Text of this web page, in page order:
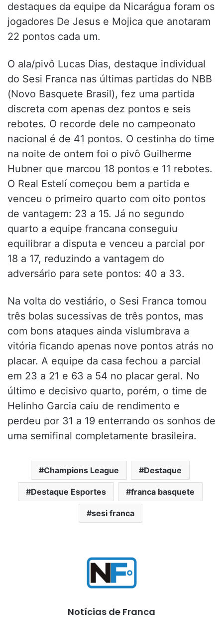
destaques da equipe da Nicarágua foram os
jogadores De Jesus e Mojica que anotaram
22 pontos cada um.
O ala/pivô Lucas Dias, destaque individual
do Sesi Franca nas últimas partidas do NBB
(Novo Basquete Brasil), fez uma partida
discreta com apenas dez pontos e seis
rebotes. O recorde dele no campeonato
nacional é de 41 pontos. O cestinha do time
na noite de ontem foi o pivô Guilherme
Hubner que marcou 18 pontos e 11 rebotes.
O Real Estelí começou bem a partida e
venceu o primeiro quarto com oito pontos
de vantagem: 23 a 15. Já no segundo
quarto a equipe francana conseguiu
equilibrar a disputa e venceu a parcial por
18 a 17, reduzindo a vantagem do
adversário para sete pontos: 40 a 33.
Na volta do vestiário, o Sesi Franca tomou
três bolas sucessivas de três pontos, mas
com bons ataques ainda vislumbrava a
vitória ficando apenas nove pontos atrás no
placar. A equipe da casa fechou a parcial
em 23 a 21 e 63 a 54 no placar geral. No
último e decisivo quarto, porém, o time de
Helinho Garcia caiu de rendimento e
perdeu por 31 a 19 enterrando os sonhos de
uma semifinal completamente brasileira.
Champions League Destaque
Destaque Esportes franca basquete
sesi franca
Notícias de Franca